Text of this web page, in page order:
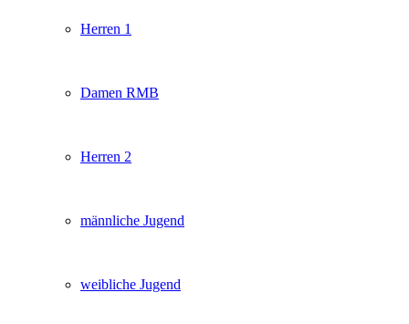
Herren 1
Damen RMB
Herren 2
männliche Jugend
weibliche Jugend